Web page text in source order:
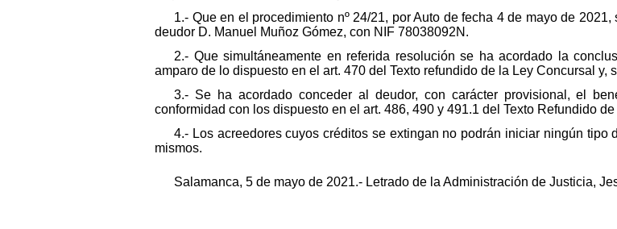
1.- Que en el procedimiento nº 24/21, por Auto de fecha 4 de mayo de
deudor D. Manuel Muñoz Gómez, con NIF 78038092N.
2.- Que simultáneamente en referida resolución se ha acordado la
amparo de lo dispuesto en el art. 470 del Texto refundido de la Ley Concursal
3.- Se ha acordado conceder al deudor, con carácter provisional, el
conformidad con los dispuesto en el art. 486, 490 y 491.1 del Texto Refundido
4.- Los acreedores cuyos créditos se extingan no podrán iniciar ningún
mismos.
Salamanca, 5 de mayo de 2021.- Letrado de la Administración de Justicia,